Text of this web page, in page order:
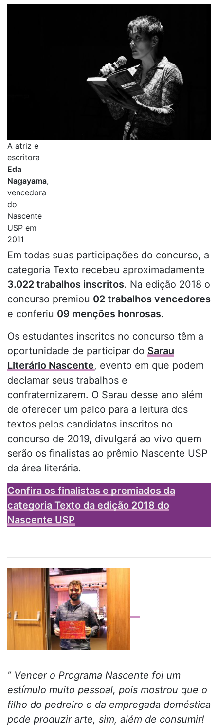
A atriz e
escritora
Eda
Nagayama,
vencedora
do
Nascente
USP em
2011
Em todas suas participações do concurso, a
categoria Texto recebeu aproximadamente
3.022 trabalhos inscritos. Na edição 2018 o
concurso premiou 02 trabalhos vencedores
e conferiu 09 menções honrosas.
Os estudantes inscritos no concurso têm a
oportunidade de participar do Sarau
Literário Nascente, evento em que podem
declamar seus trabalhos e
confraternizarem. O Sarau desse ano além
de oferecer um palco para a leitura dos
textos pelos candidatos inscritos no
concurso de 2019, divulgará ao vivo quem
serão os finalistas ao prêmio Nascente USP
da área literária.
Confira os finalistas e premiados da
categoria Texto da edição 2018 do
Nascente USP
” Vencer o Programa Nascente foi um
estímulo muito pessoal, pois mostrou que o
filho do pedreiro e da empregada doméstica
pode produzir arte, sim, além de consumir!